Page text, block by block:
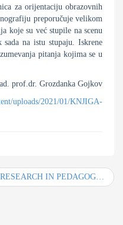
za orijentaciju obrazovnih
preporučuje velikom
koje su već stupile na scenu
na istu stupaju. Iskrene
pitanja kojima se u
prof.dr. Grozdanka Gojkov
uploads/2021/01/KNJIGA-
RESEARCH IN PEDAGOGY, Vol. 11, No. 1, Year 2021